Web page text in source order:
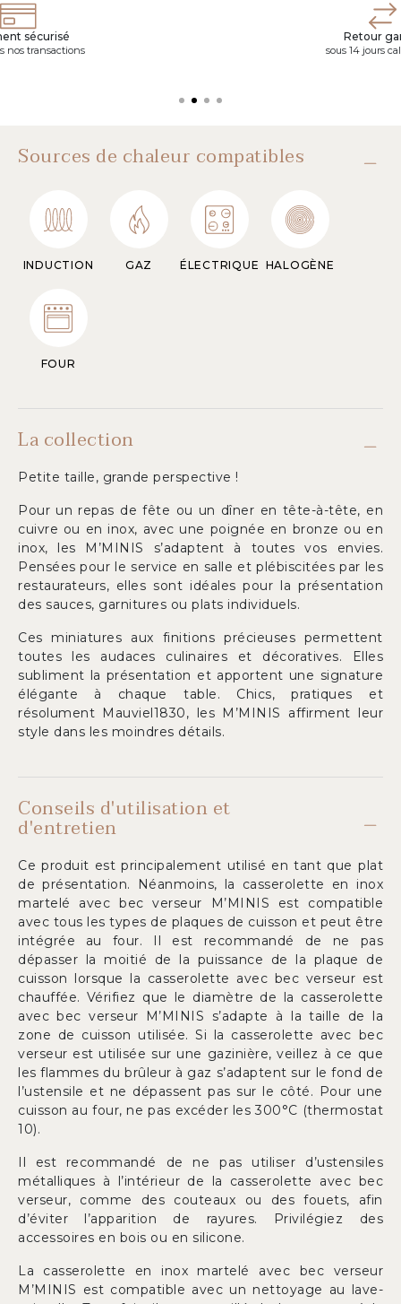
sécurisé
nos transactions
Retour
sous 14 jours
Sources de chaleur compatibles
INDUCTION GAZ ÉLECTRIQUE HALOGÈNE
FOUR
La collection
Petite taille, grande perspective !
Pour un repas de fête ou un dîner en tête-à-tête, en
cuivre ou en inox, avec une poignée en bronze ou en
inox, les M’MINIS s’adaptent à toutes vos envies.
Pensées pour le service en salle et plébiscitées par les
restaurateurs, elles sont idéales pour la présentation
des sauces, garnitures ou plats individuels.
Ces miniatures aux finitions précieuses permettent
toutes les audaces culinaires et décoratives. Elles
subliment la présentation et apportent une signature
élégante à chaque table. Chics, pratiques et
résolument Mauviel1830, les M’MINIS affirment leur
style dans les moindres détails.
Conseils d'utilisation et
d'entretien
Ce produit est principalement utilisé en tant que plat
de présentation. Néanmoins, la casserolette en inox
martelé avec bec verseur M’MINIS est compatible
avec tous les types de plaques de cuisson et peut être
intégrée au four. Il est recommandé de ne pas
dépasser la moitié de la puissance de la plaque de
cuisson lorsque la casserolette avec bec verseur est
chauffée. Vérifiez que le diamètre de la casserolette
avec bec verseur M’MINIS s’adapte à la taille de la
zone de cuisson utilisée. Si la casserolette avec bec
verseur est utilisée sur une gazinière, veillez à ce que
les flammes du brûleur à gaz s’adaptent sur le fond de
l’ustensile et ne dépassent pas sur le côté. Pour une
cuisson au four, ne pas excéder les 300°C (thermostat
10).
Il est recommandé de ne pas utiliser d’ustensiles
métalliques à l’intérieur de la casserolette avec bec
verseur, comme des couteaux ou des fouets, afin
d’éviter l’apparition de rayures. Privilégiez des
accessoires en bois ou en silicone.
La casserolette en inox martelé avec bec verseur
M’MINIS est compatible avec un nettoyage au lave-